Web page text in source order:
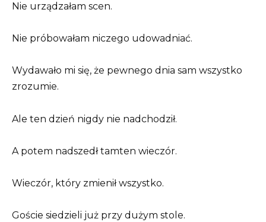
Nie urządzałam scen.
Nie próbowałam niczego udowadniać.
Wydawało mi się, że pewnego dnia sam wszystko
zrozumie.
Ale ten dzień nigdy nie nadchodził.
A potem nadszedł tamten wieczór.
Wieczór, który zmienił wszystko.
Goście siedzieli już przy dużym stole.